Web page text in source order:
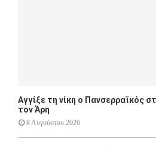
Αγγίξε τη νίκη ο Πανσερραϊκός
τον Άρη
8 Αυγούστου 2026